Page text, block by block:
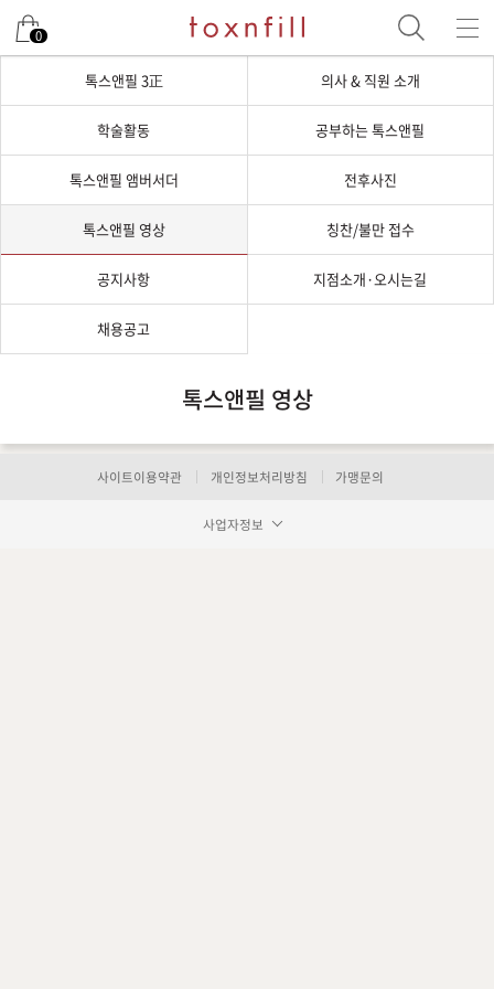
0
톡스앤필 3正 의사 & 직원 소개
학술활동 공부하는 톡스앤필
톡스앤필 앰버서더 전후사진
톡스앤필 영상 칭찬/불만 접수
공지사항 지점소개·오시는길
채용공고
톡스앤필 영상
사이트이용약관 개인정보처리방침 가맹문의
사업자정보